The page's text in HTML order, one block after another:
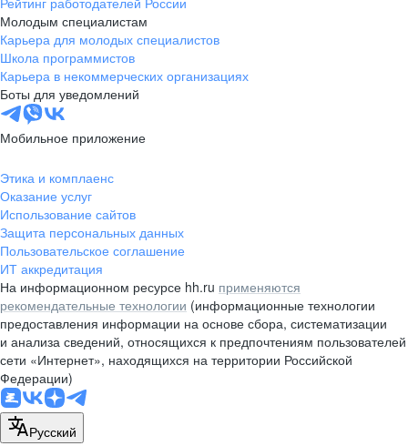
+7 383 207-94-64
pr@nsk.hh.ru
Минск
пр-т Дзержинского, д. 57,
10 этаж, помещение 45-1
pr@rabota.by
Алматы
пр. Абая, д. 151, БЦ Алатау,
12 этаж, офис 1209
+7 727 232-13-13
pr@headhunter.com.kz
Молодым специалистам
Карьера для молодых специалистов
Школа программистов
Карьера в некоммерческих организациях
Боты для уведомлений
Мобильное приложение
Этика и комплаенс
Оказание услуг
Использование сайтов
Защита персональных данных
Пользовательское соглашение
ИТ аккредитация
На информационном ресурсе hh.ru применяются
рекомендательные технологии (информационные технологии
предоставления информации на основе сбора, систематизации
и анализа сведений, относящихся к предпочтениям пользователей
сети «Интернет», находящихся на территории Российской
Федерации)
Русский